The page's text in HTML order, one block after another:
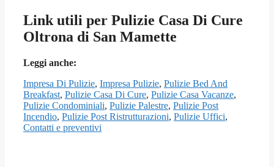
Link utili per Pulizie Casa Di Cure
Oltrona di San Mamette
Leggi anche:
Impresa Di Pulizie, Impresa Pulizie, Pulizie Bed And
Breakfast, Pulizie Casa Di Cure, Pulizie Casa Vacanze,
Pulizie Condominiali, Pulizie Palestre, Pulizie Post
Incendio, Pulizie Post Ristrutturazioni, Pulizie Uffici,
Contatti e preventivi